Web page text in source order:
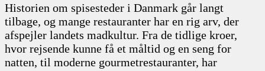
Historien om spisesteder i Danmark går langt
tilbage, og mange restauranter har en rig arv, der
afspejler landets madkultur. Fra de tidlige kroer,
hvor rejsende kunne få et måltid og en seng for
natten, til moderne gourmetrestauranter, har